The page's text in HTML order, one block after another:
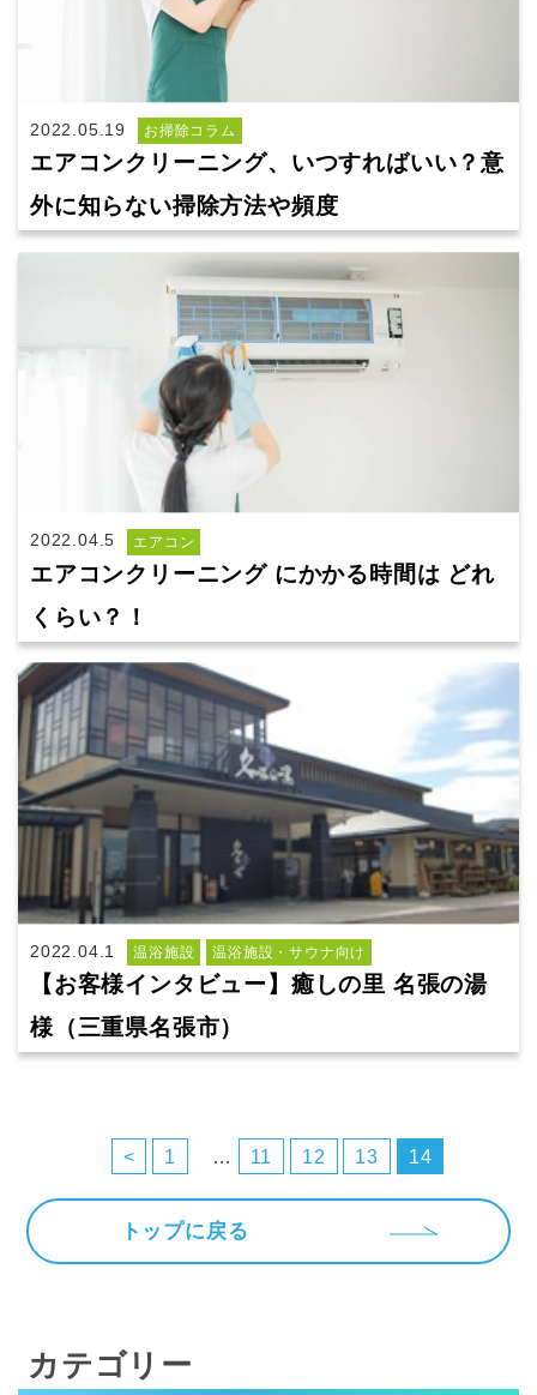
2022.05.19 お掃除コラム
エアコンクリーニング、いつすればいい？意
外に知らない掃除方法や頻度
2022.04.5 エアコン
エアコンクリーニング にかかる時間は どれ
くらい？！
2022.04.1 温浴施設 温浴施設・サウナ向け
【お客様インタビュー】癒しの里 名張の湯
様（三重県名張市）
の
ー
送
< 1 … 11 12 13 14
トップに戻る
カテゴリー